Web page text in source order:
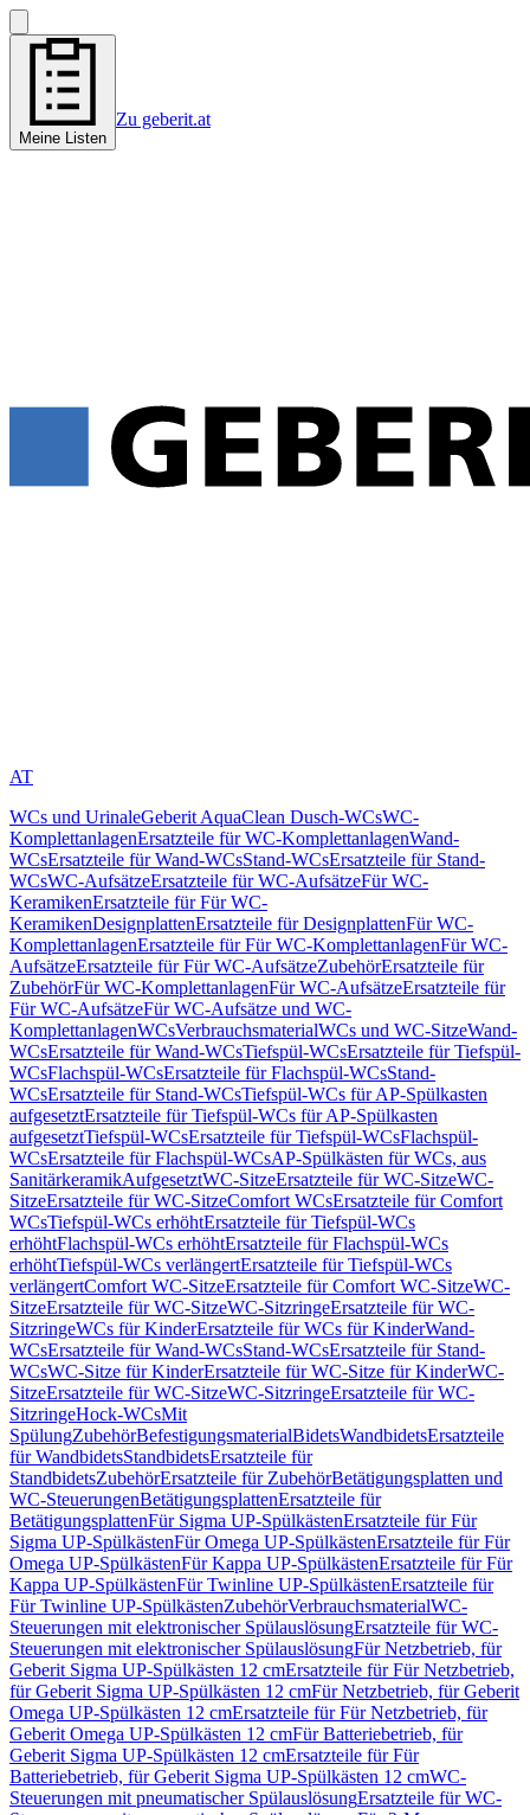
Meine Listen
Zu geberit.at
AT
WCs und UrinaleGeberit AquaClean Dusch-WCsWC-
KomplettanlagenErsatzteile für WC-KomplettanlagenWand-
WCsErsatzteile für Wand-WCsStand-WCsErsatzteile für Stand-
WCsWC-AufsätzeErsatzteile für WC-AufsätzeFür WC-
KeramikenErsatzteile für Für WC-
KeramikenDesignplattenErsatzteile für DesignplattenFür WC-
KomplettanlagenErsatzteile für Für WC-KomplettanlagenFür WC-
AufsätzeErsatzteile für Für WC-AufsätzeZubehörErsatzteile für
ZubehörFür WC-KomplettanlagenFür WC-AufsätzeErsatzteile für
Für WC-AufsätzeFür WC-Aufsätze und WC-
KomplettanlagenWCsVerbrauchsmaterialWCs und WC-SitzeWand-
WCsErsatzteile für Wand-WCsTiefspül-WCsErsatzteile für Tiefspül-
WCsFlachspül-WCsErsatzteile für Flachspül-WCsStand-
WCsErsatzteile für Stand-WCsTiefspül-WCs für AP-Spülkasten
aufgesetztErsatzteile für Tiefspül-WCs für AP-Spülkasten
aufgesetztTiefspül-WCsErsatzteile für Tiefspül-WCsFlachspül-
WCsErsatzteile für Flachspül-WCsAP-Spülkästen für WCs, aus
SanitärkeramikAufgesetztWC-SitzeErsatzteile für WC-SitzeWC-
SitzeErsatzteile für WC-SitzeComfort WCsErsatzteile für Comfort
WCsTiefspül-WCs erhöhtErsatzteile für Tiefspül-WCs
erhöhtFlachspül-WCs erhöhtErsatzteile für Flachspül-WCs
erhöhtTiefspül-WCs verlängertErsatzteile für Tiefspül-WCs
verlängertComfort WC-SitzeErsatzteile für Comfort WC-SitzeWC-
SitzeErsatzteile für WC-SitzeWC-SitzringeErsatzteile für WC-
SitzringeWCs für KinderErsatzteile für WCs für KinderWand-
WCsErsatzteile für Wand-WCsStand-WCsErsatzteile für Stand-
WCsWC-Sitze für KinderErsatzteile für WC-Sitze für KinderWC-
SitzeErsatzteile für WC-SitzeWC-SitzringeErsatzteile für WC-
SitzringeHock-WCsMit
SpülungZubehörBefestigungsmaterialBidetsWandbidetsErsatzteile
für WandbidetsStandbidetsErsatzteile für
StandbidetsZubehörErsatzteile für ZubehörBetätigungsplatten und
WC-SteuerungenBetätigungsplattenErsatzteile für
BetätigungsplattenFür Sigma UP-SpülkästenErsatzteile für Für
Sigma UP-SpülkästenFür Omega UP-SpülkästenErsatzteile für Für
Omega UP-SpülkästenFür Kappa UP-SpülkästenErsatzteile für Für
Kappa UP-SpülkästenFür Twinline UP-SpülkästenErsatzteile für
Für Twinline UP-SpülkästenZubehörVerbrauchsmaterialWC-
Steuerungen mit elektronischer SpülauslösungErsatzteile für WC-
Steuerungen mit elektronischer SpülauslösungFür Netzbetrieb, für
Geberit Sigma UP-Spülkästen 12 cmErsatzteile für Für Netzbetrieb,
für Geberit Sigma UP-Spülkästen 12 cmFür Netzbetrieb, für Geberit
Omega UP-Spülkästen 12 cmErsatzteile für Für Netzbetrieb, für
Geberit Omega UP-Spülkästen 12 cmFür Batteriebetrieb, für
Geberit Sigma UP-Spülkästen 12 cmErsatzteile für Für
Batteriebetrieb, für Geberit Sigma UP-Spülkästen 12 cmWC-
Steuerungen mit pneumatischer SpülauslösungErsatzteile für WC-